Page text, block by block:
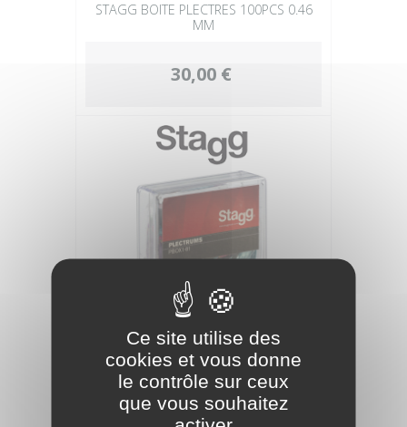
STAGG BOITE PLECTRES 100PCS 0.46
MM
30,00 €
STAGG BOITE PLECTRES 100PCS 0.81
MM
30,00 €
Ce site utilise des
cookies et vous donne
le contrôle sur ceux
que vous souhaitez